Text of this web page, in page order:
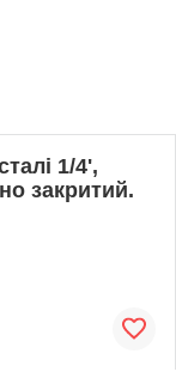
1/4',
закритий.